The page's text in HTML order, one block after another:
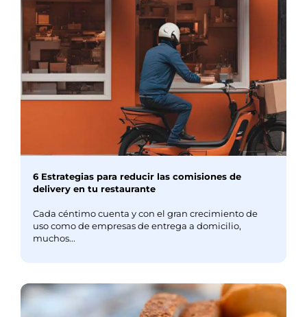
6 Estrategias para reducir las comisiones de
delivery en tu restaurante
Cada céntimo cuenta y con el gran crecimiento de
uso como de empresas de entrega a domicilio,
muchos...